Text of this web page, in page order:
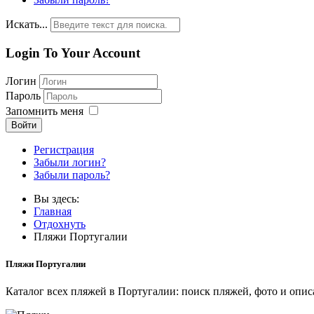
Искать...
Login To Your Account
Логин
Пароль
Запомнить меня
Войти
Регистрация
Забыли логин?
Забыли пароль?
Вы здесь:
Главная
Отдохнуть
Пляжи Португалии
Пляжи Португалии
Каталог всех пляжей в Португалии: поиск пляжей, фото и